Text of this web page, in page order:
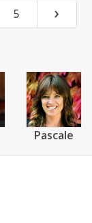
5 ›
Pascale